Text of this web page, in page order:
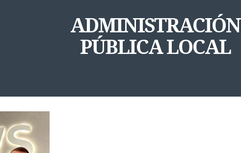
ADMINISTRACIÓN
PÚBLICA LOCAL